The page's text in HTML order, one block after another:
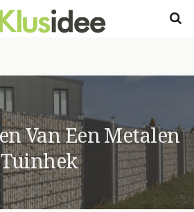
Van Een Metalen
Tuinhek